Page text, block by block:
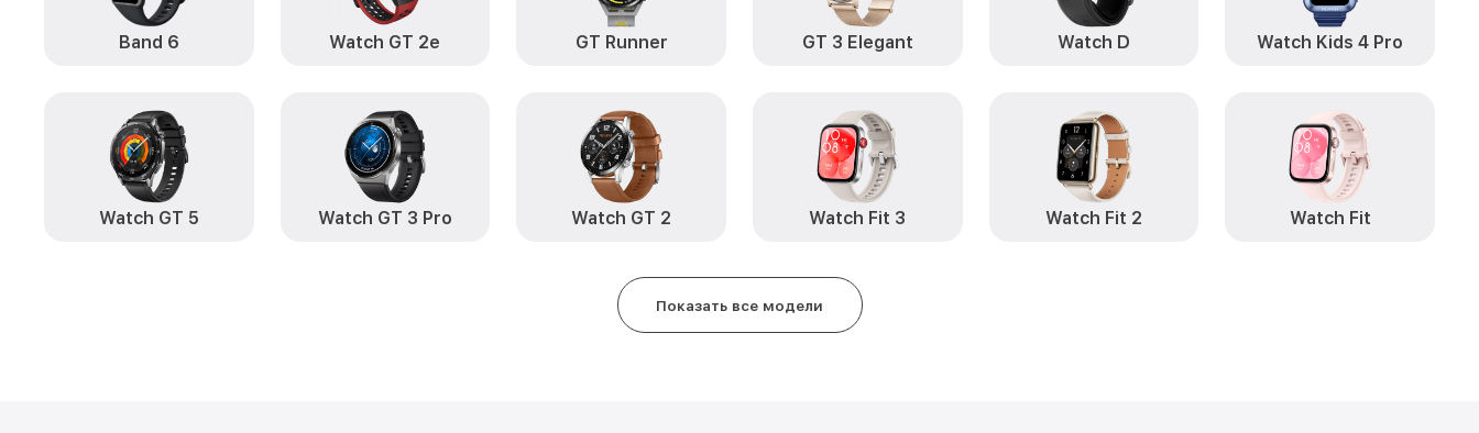
Band 6 Watch GT 2e GT Runner GT 3 Elegant Watch D Watch Kids 4 Pro
Watch GT 5 Watch GT 3 Pro Watch GT 2 Watch Fit 3 Watch Fit 2 Watch Fit
Показать все модели